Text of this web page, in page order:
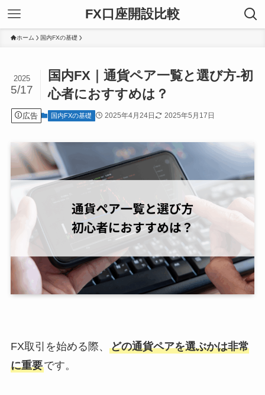
FX口座開設比較
ホーム 国内FXの基礎
国内FX｜通貨ペア一覧と選び方-初
心者におすすめは？
2025
5/17
広告 国内FXの基礎 2025年4月24日 2025年5月17日
FX取引を始める際、 どの通貨ペアを選ぶかは非常
に重要です。